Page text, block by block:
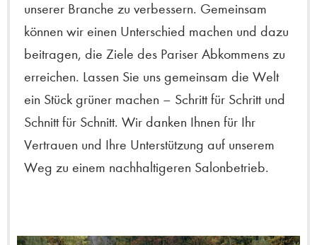
unserer Branche zu verbessern. Gemeinsam
können wir einen Unterschied machen und dazu
beitragen, die Ziele des Pariser Abkommens zu
erreichen. Lassen Sie uns gemeinsam die Welt
ein Stück grüner machen – Schritt für Schritt und
Schnitt für Schnitt. Wir danken Ihnen für Ihr
Vertrauen und Ihre Unterstützung auf unserem
Weg zu einem nachhaltigeren Salonbetrieb.